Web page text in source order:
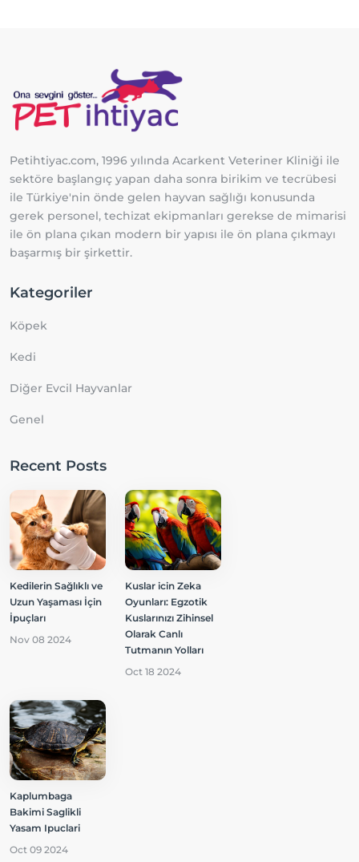
Petihtiyac.com, 1996 yılında Acarkent Veteriner Kliniği ile
sektöre başlangıç yapan daha sonra birikim ve tecrübesi
ile Türkiye'nin önde gelen hayvan sağlığı konusunda
gerek personel, techizat ekipmanları gerekse de mimarisi
ile ön plana çıkan modern bir yapısı ile ön plana çıkmayı
başarmış bir şirkettir.
Kategoriler
Köpek
Kedi
Diğer Evcil Hayvanlar
Genel
Recent Posts
Kedilerin Sağlıklı ve
Uzun Yaşaması İçin
İpuçları
Nov 08 2024
Kuslar icin Zeka
Oyunları: Egzotik
Kuslarınızı Zihinsel
Olarak Canlı
Tutmanın Yolları
Oct 18 2024
Kaplumbaga
Bakimi Saglikli
Yasam Ipuclari
Oct 09 2024